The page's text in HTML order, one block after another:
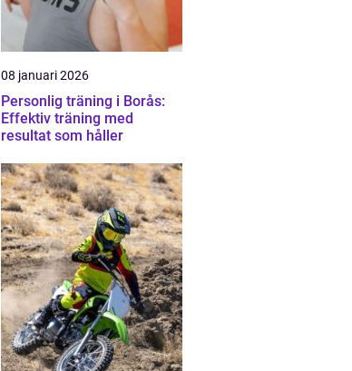
08 januari 2026
Personlig träning i Borås:
Effektiv träning med
resultat som håller